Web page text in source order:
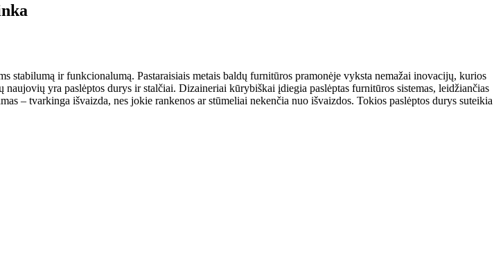
stabilumą ir funkcionalumą. Pastaraisiais metais baldų furnitūros pramonėje vyksta nemažai inovacijų, kurios
yra paslėptos durys ir stalčiai. Dizaineriai kūrybiškai įdiegia paslėptas furnitūros sistemas, leidžiančias
– tvarkinga išvaizda, nes jokie rankenos ar stūmeliai nekenčia nuo išvaizdos. Tokios paslėptos durys suteikia